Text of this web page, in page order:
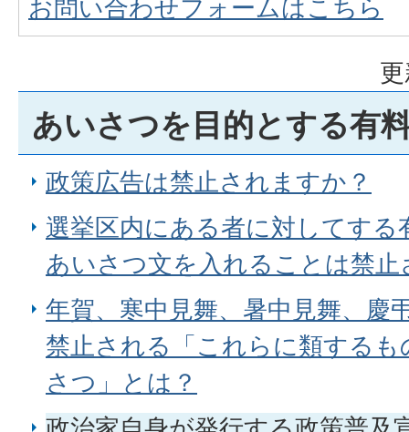
お問い合わせフォームはこちら
あいさつを目的とする有
政策広告は禁止されますか？
選挙区内にある者に対してする
あいさつ文を入れることは禁
年賀、寒中見舞、暑中見舞、慶
禁止される「これらに類する
さつ」とは？